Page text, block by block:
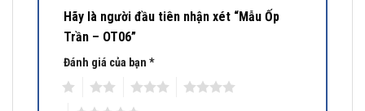
Hãy là người đầu tiên nhận xét “Mẫu Ốp
Trần – OT06”
Đánh giá của bạn *